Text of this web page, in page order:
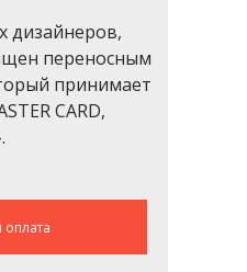
дизайнеров,
переносным
принимает
CARD,